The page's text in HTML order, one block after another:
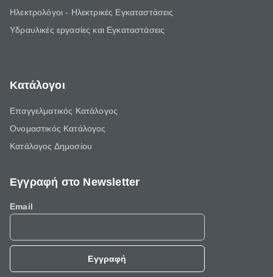
Ηλεκτρολόγοι - Ηλεκτρικές Εγκαταστάσεις
Υδραυλικές εργασίες και Εγκαταστάσεις
Κατάλογοι
Επαγγελματικός Κατάλογος
Ονομαστικός Κατάλογος
Κατάλογος Δημοσίου
Εγγραφή στο Newsletter
Email
Εγγραφή